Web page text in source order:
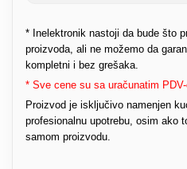
* Inelektronik nastoji da bude što
proizvoda, ali ne možemo da
kompletni i bez grešaka.
* Sve cene su sa uračunatim
Proizvod je isključivo namenjen
profesionalnu upotrebu, osim ako
samom proizvodu.